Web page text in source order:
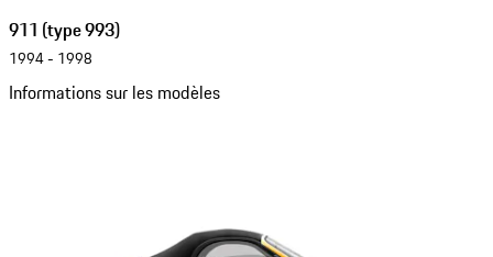
911 (type 993)
1994 - 1998
Informations sur les modèles